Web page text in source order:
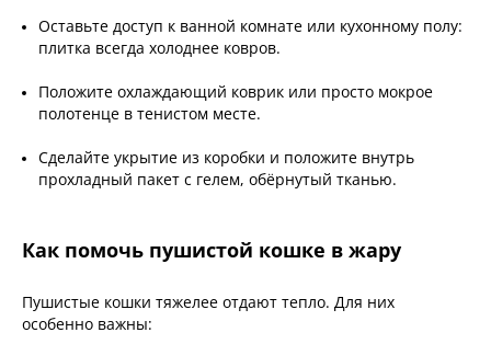
Оставьте доступ к ванной комнате или кухонному полу:
плитка всегда холоднее ковров.
Положите охлаждающий коврик или просто мокрое
полотенце в тенистом месте.
Сделайте укрытие из коробки и положите внутрь
прохладный пакет с гелем, обёрнутый тканью.
Как помочь пушистой кошке в жару
Пушистые кошки тяжелее отдают тепло. Для них
особенно важны: